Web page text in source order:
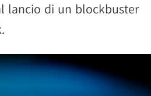
lancio di un blockbuster